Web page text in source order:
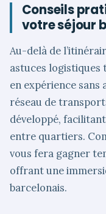
Conseils
votre séjour
Au-delà de
astuces
en expérience sans
réseau de
développé,
entre quartiers.
vous fera gagner
offrant une
barcelonais.